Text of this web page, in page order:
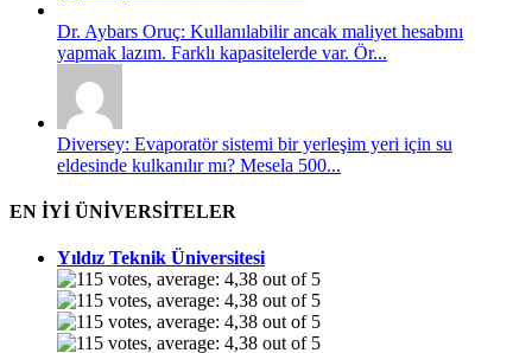
Dr. Aybars Oruç: Kullanılabilir ancak maliyet hesabını
yapmak lazım. Farklı kapasitelerde var. Ör...
Diversey: Evaporatör sistemi bir yerleşim yeri için su
eldesinde kulkanılır mı? Mesela 500...
EN İYİ ÜNİVERSİTELER
Yıldız Teknik Üniversitesi